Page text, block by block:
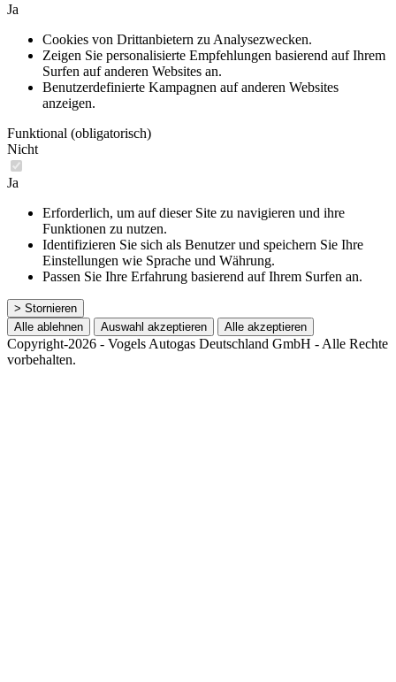
Ja
Cookies von Drittanbietern zu Analysezwecken.
Zeigen Sie personalisierte Empfehlungen basierend auf Ihrem
Surfen auf anderen Websites an.
Benutzerdefinierte Kampagnen auf anderen Websites
anzeigen.
Funktional (obligatorisch)
Nicht
Ja
Erforderlich, um auf dieser Site zu navigieren und ihre
Funktionen zu nutzen.
Identifizieren Sie sich als Benutzer und speichern Sie Ihre
Einstellungen wie Sprache und Währung.
Passen Sie Ihre Erfahrung basierend auf Ihrem Surfen an.
> Stornieren
Alle ablehnen
Auswahl akzeptieren Alle akzeptieren
Copyright-2026 - Vogels Autogas Deutschland GmbH - Alle Rechte
vorbehalten.